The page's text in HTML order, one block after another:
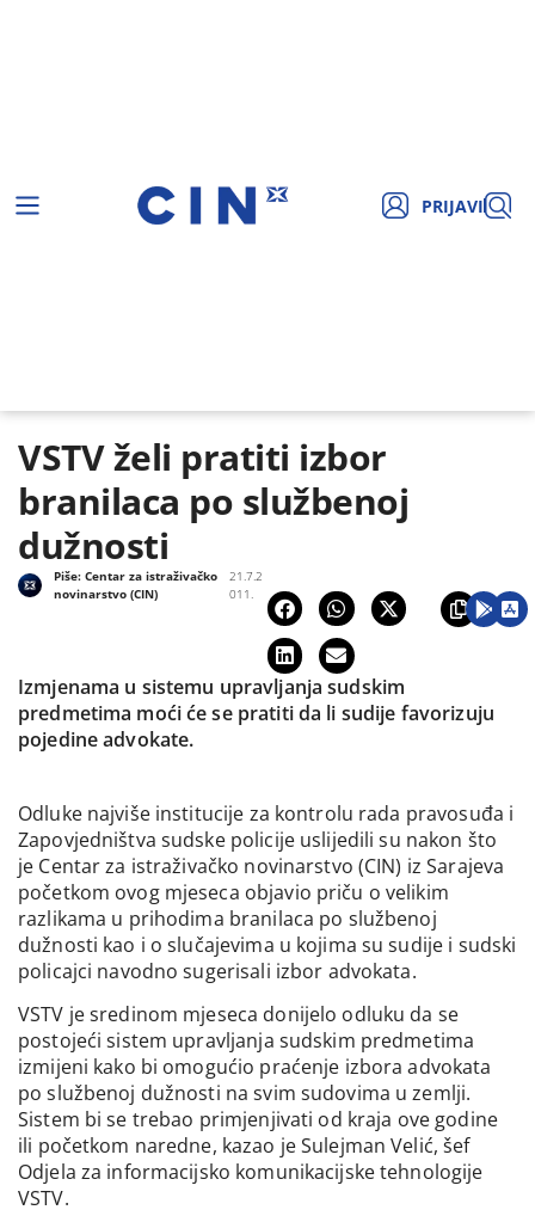
PRIJAVI
VSTV želi pratiti izbor
branilaca po službenoj
dužnosti
21.7.2
011.
Piše:Centar za istraživačko
novinarstvo (CIN)
Izmjenama u sistemu upravljanja sudskim
predmetima moći će se pratiti da li sudije favorizuju
pojedine advokate.
Odluke najviše institucije za kontrolu rada pravosuđa i
Zapovjedništva sudske policije uslijedili su nakon što
je Centar za istraživačko novinarstvo (CIN) iz Sarajeva
početkom ovog mjeseca objavio priču o velikim
razlikama u prihodima branilaca po službenoj
dužnosti kao i o slučajevima u kojima su sudije i sudski
policajci navodno sugerisali izbor advokata.
VSTV je sredinom mjeseca donijelo odluku da se
postojeći sistem upravljanja sudskim predmetima
izmijeni kako bi omogućio praćenje izbora advokata
po službenoj dužnosti na svim sudovima u zemlji.
Sistem bi se trebao primjenjivati od kraja ove godine
ili početkom naredne, kazao je Sulejman Velić, šef
Odjela za informacijsko komunikacijske tehnologije
VSTV.